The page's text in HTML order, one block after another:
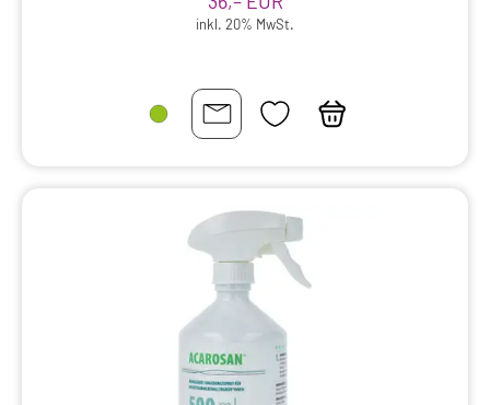
inkl. 20% MwSt.